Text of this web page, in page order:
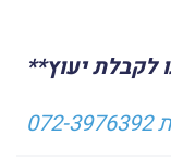
לקבלת יעוץ**